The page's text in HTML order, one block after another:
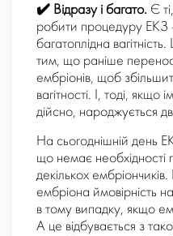
✔️ Відразу і багато. Є
робити процедуру ЕКЗ
багатоплідна
тим, що раніше
ембріонів, щоб
вагітності. І, тоді, якщо
дійсно, народжується
На сьогоднішній день
що немає необхідності
декількох
ембріона ймовірність
в тому випадку, якщо
А це відбувається з